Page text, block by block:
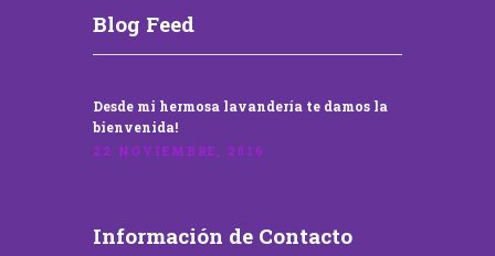
Blog Feed
Desde mi hermosa lavandería te damos la
bienvenida!
22 NOVIEMBRE, 2016
Información de Contacto